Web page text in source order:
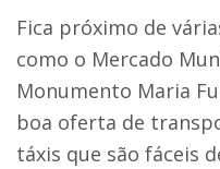
Fica próximo de
como o Mercado
Monumento Maria
boa oferta de
táxis que são fáceis